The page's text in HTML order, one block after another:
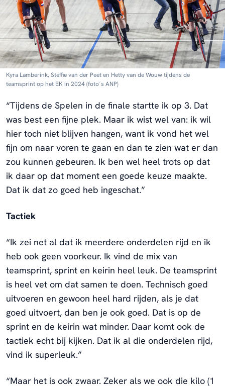
Kyra Lamberink, Steffie van der Peet en Hetty van de Wouw tijdens de
teamsprint op het EK in 2024 (foto´s ANP)
“Tijdens de Spelen in de finale startte ik op 3. Dat
was best een fijne plek. Maar ik wist wel van: ik wil
hier toch niet blijven hangen, want ik vond het wel
fijn om naar voren te gaan en dan te zien wat er dan
zou kunnen gebeuren. Ik ben wel heel trots op dat
ik daar op dat moment een goede keuze maakte.
Dat ik dat zo goed heb ingeschat.”
Tactiek
“Ik zei net al dat ik meerdere onderdelen rijd en ik
heb ook geen voorkeur. Ik vind de mix van
teamsprint, sprint en keirin heel leuk. De teamsprint
is heel vet om dat samen te doen. Technisch goed
uitvoeren en gewoon heel hard rijden, als je dat
goed uitvoert, dan ben je ook goed. Dat is op de
sprint en de keirin wat minder. Daar komt ook de
tactiek echt bij kijken. Dat ik al die onderdelen rijd,
vind ik superleuk.”
“Maar het is ook zwaar. Zeker als we ook die kilo (1